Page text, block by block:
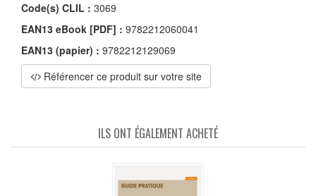
Code(s) CLIL : 3069
EAN13 eBook [PDF] : 9782212060041
EAN13 (papier) : 9782212129069
Référencer ce produit sur votre site
ILS ONT ÉGALEMENT ACHETÉ